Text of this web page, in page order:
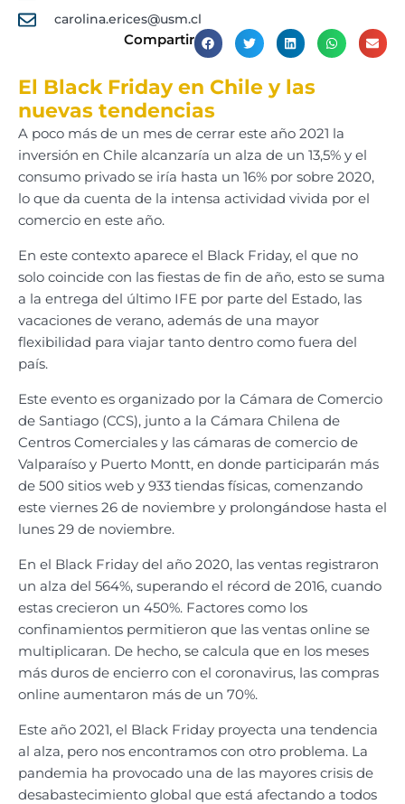
carolina.erices@usm.cl
Compartir
El Black Friday en Chile y las
nuevas tendencias
A poco más de un mes de cerrar este año 2021 la
inversión en Chile alcanzaría un alza de un 13,5% y el
consumo privado se iría hasta un 16% por sobre 2020,
lo que da cuenta de la intensa actividad vivida por el
comercio en este año.
En este contexto aparece el Black Friday, el que no
solo coincide con las fiestas de fin de año, esto se suma
a la entrega del último IFE por parte del Estado, las
vacaciones de verano, además de una mayor
flexibilidad para viajar tanto dentro como fuera del
país.
Este evento es organizado por la Cámara de Comercio
de Santiago (CCS), junto a la Cámara Chilena de
Centros Comerciales y las cámaras de comercio de
Valparaíso y Puerto Montt, en donde participarán más
de 500 sitios web y 933 tiendas físicas, comenzando
este viernes 26 de noviembre y prolongándose hasta el
lunes 29 de noviembre.
En el Black Friday del año 2020, las ventas registraron
un alza del 564%, superando el récord de 2016, cuando
estas crecieron un 450%. Factores como los
confinamientos permitieron que las ventas online se
multiplicaran. De hecho, se calcula que en los meses
más duros de encierro con el coronavirus, las compras
online aumentaron más de un 70%.
Este año 2021, el Black Friday proyecta una tendencia
al alza, pero nos encontramos con otro problema. La
pandemia ha provocado una de las mayores crisis de
desabastecimiento global que está afectando a todos